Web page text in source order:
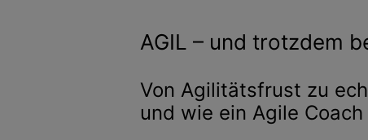
AGIL – und trotzdem
Von Agilitätsfrust zu
und wie ein Agile